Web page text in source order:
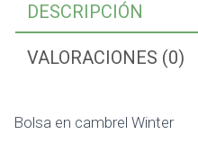
DESCRIPCIÓN
VALORACIONES (0)
Bolsa en cambrel Winter